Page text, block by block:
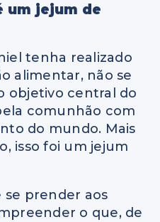
um jejum de
tenha realizado
alimentar, não se
objetivo central do
comunhão com
do mundo. Mais
isso foi um jejum
se prender aos
o que, de